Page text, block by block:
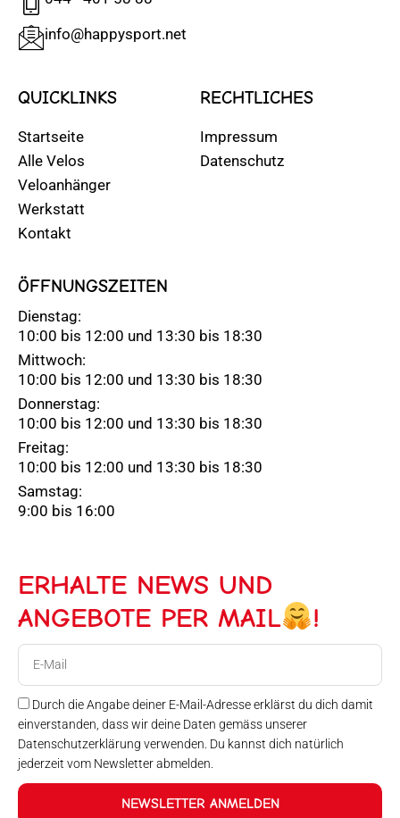
info@happysport.net
QUICKLINKS
Startseite
Alle Velos
Veloanhänger
Werkstatt
Kontakt
RECHTLICHES
Impressum
Datenschutz
ÖFFNUNGSZEITEN
Dienstag:
10:00 bis 12:00 und 13:30 bis 18:30
Mittwoch:
10:00 bis 12:00 und 13:30 bis 18:30
Donnerstag:
10:00 bis 12:00 und 13:30 bis 18:30
Freitag:
10:00 bis 12:00 und 13:30 bis 18:30
Samstag:
9:00 bis 16:00
ERHALTE NEWS UND
ANGEBOTE PER MAIL
!
Durch die Angabe deiner E-Mail-Adresse erklärst du dich damit
einverstanden, dass wir deine Daten gemäss unserer
Datenschutzerklärung verwenden. Du kannst dich natürlich
jederzeit vom Newsletter abmelden.
NEWSLETTER ANMELDEN